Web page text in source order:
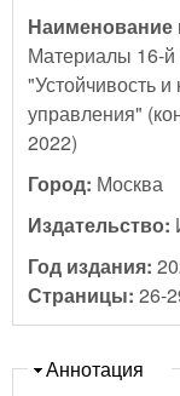
Наименование
Материалы 16-
"Устойчивость
управления"
2022)
Город: Москва
Издательство:
Год издания:
Страницы: 26-
Скрыть
Аннотация